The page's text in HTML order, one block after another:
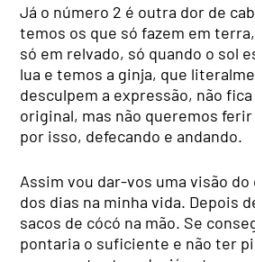
Já o número 2 é outra dor de
temos os que só fazem em
só em relvado, só quando o sol
lua e temos a ginja, que
desculpem a expressão, não
original, mas não queremos
por isso, defecando e andando.
Assim vou dar-vos uma visão do
dos dias na minha vida. Depois
sacos de cócó na mão. Se
pontaria o suficiente e não ter